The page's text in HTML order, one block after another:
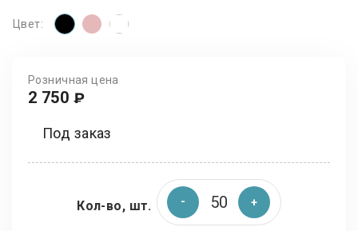
Цвет:
Розничная цена
2 750 ₽
Под заказ
Кол-во, шт.